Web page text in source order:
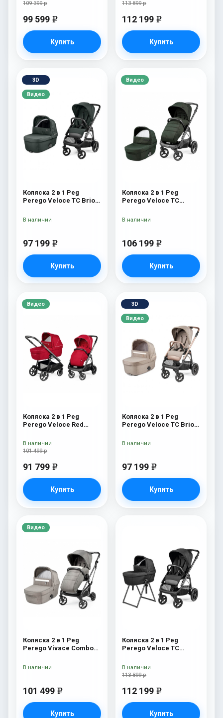
109 399 р
99 599 e
Купить
113 899 р
112 199 e
Купить
3D
Видео
Коляска 2 в 1 Peg
Perego Veloce TC Brio
97 199 e
Купить
В наличии
Видео
Коляска 2 в 1 Peg
Perego Veloce TC
106 199 e
Купить
В наличии
Видео
Коляска 2 в 1 Peg
Perego Veloce Red
101 499 р
91 799 e
Купить
В наличии
3D
Видео
Коляска 2 в 1 Peg
Perego Veloce TC Brio
97 199 e
Купить
В наличии
Видео
Коляска 2 в 1 Peg
Perego Vivace Combo
101 499 e
Купить
В наличии
Коляска 2 в 1 Peg
Perego Veloce TC
New
113 899 р
112 199 e
Купить
В наличии